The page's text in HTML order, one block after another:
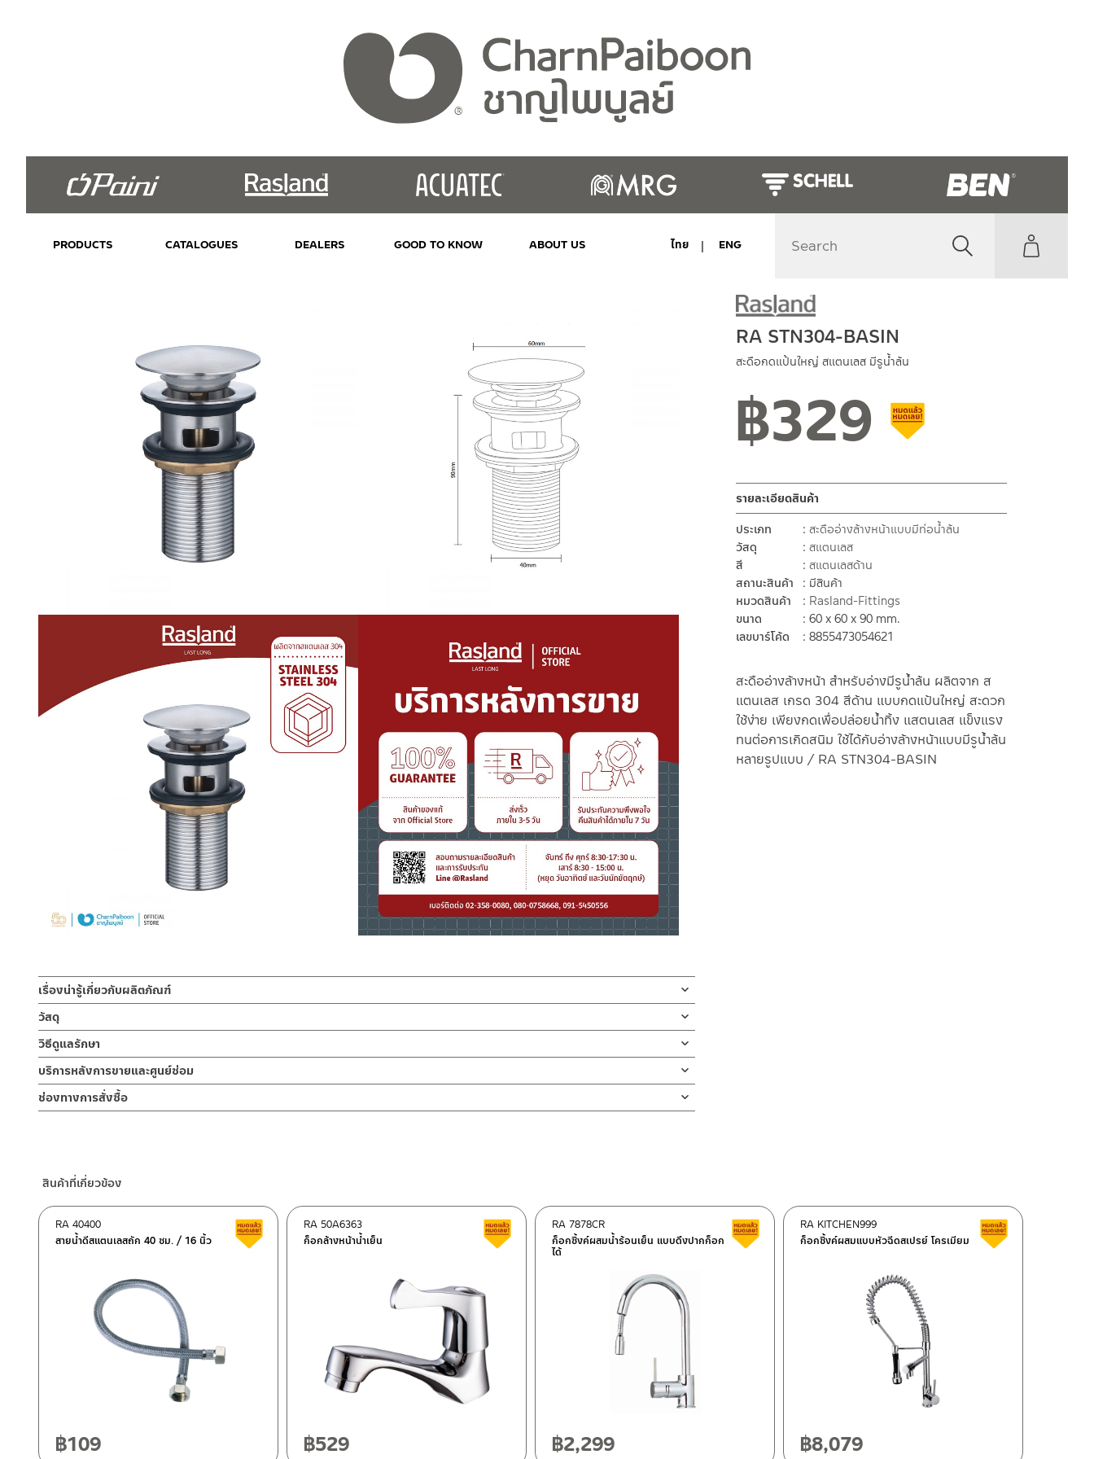
PRODUCTS CATALOGUES DEALERS GOOD TO KNOW ABOUT US ไทย ENG
RA STN304-BASIN
สะดือกดแป้นใหญ่ สแตนเลส มีรูน้ำล้น
฿329
สะดืออ่างล้างหน้า สำหรับอ่างมีรูน้ำล้น ผลิตจาก ส
แตนเลส เกรด 304 สีด้าน แบบกดแป้นใหญ่ สะดวก
ใช้ง่าย เพียงกดเพื่อปล่อยน้ำทิ้ง แสตนเลส แข็งแรง
ทนต่อการเกิดสนิม ใช้ได้กับอ่างล้างหน้าแบบมีรูน้ำล้น
หลายรูปแบบ / RA STN304-BASIN
รายละเอียดสินค้า
ประเภท
สะดืออ่างล้างหน้าแบบมีท่อน้ำล้น
วัสดุ
สแตนเลส
สี
สแตนเลสด้าน
สถานะสินค้า
มีสินค้า
หมวดสินค้า
Rasland-Fittings
ขนาด
60 x 60 x 90 mm.
เลขบาร์โค้ด
8855473054621
เรื่องน่ารู้เกี่ยวกับผลิตภัณฑ์
สะดืออ่างล้างหน้าแบบ POP-UP สะดืออ่างล้างมือแบบกดแป้นใหญ่ สะดืออ่างล้างหน้าแบบมีท่อมีรูน้ำล้น ผลิตจากแสตนเลส เกรด 304
ด้าน ตัวล็อกใต้สะดือเป็นเกลียวทองเหลืองคุณภาพดี
สะดืออ่างล้างหน้า POP-UP สะดืออ่างล้างมือ แบบมีท่อไม่รูน้ำล้น สำหรับอ่างล้างหน้ามีรูน้ำล้น ผลิตจากวัสดุสแตนเลสเกรด 304 ชุบโครเมี่ยม
ทนทานแข็งแรง ต้านการกัดกร่อนสูง และไม่ขึ้นสนิม ไม่เป็นรอยคราบน้ำ สามารถควบคุมการไหลของน้ำจากอ่างล้างหน้าสู่ท่อน้ำทิ้ง สะดือ
อ่างล้างหน้าจะช่วยกรองเศษสิ่งสกปรกก่อนลงจากท่อ หรือ สิ่งของที่มีค่า ก่อนตกลงไปสู่ท่อน้ำทิ้ง และสามารถใช้ในการกักน้ำเพื่อการซักล้าง
สิ่งของบนอ่างล้างหน้าอีกด้วย ติดตั้งก็ง่ายด้วยตัวล็อกฐานเกลียวทองเหลือง แข็งแรงทนทาน
วัสดุ
สะดือ
ผลิตจาก สแตนเลส 304
วิธีดูแลรักษา
คำแนะนำในการดูแลรักษาผลิตภัณฑ์
1. ไม่ทำสินค้าให้เกิดความเสียหายอื่น ๆ นอกจากการใช้งานปกติ เช่นไม่ทำตก ไม่งัดหรือโยกสินค้าแรงๆ
2. ทำความสะอาดสินค้าโดยการใช้ผ้านุ่มๆชุบน้ำหมาดๆแล้วเช็ดให้แห้ง
3. ห้ามใช้สารเคมีที่มีฤทธิ์เป็นกรด ในการทำความสะอาด เนื่องจากผิวของสินค้าจะเสียหายได้
บริการหลังการขายและศูนย์ซ่อม
ช่องทางออนไลน์
– Email: contact@charnpaiboon.com
ศูนย์บริการและอะไหล่ กรุงเทพฯ
662/61-62 ถนน พระราม3 แขวงบางโพงพาง เขตยานนาวา กรุงเทพฯ 10120
โทร: 02-358-0080 / 080-075-8668 / 091-545-0556
เชียงใหม่
โทร: 080-075-2626
ช่องทางการสั่งซื้อ
–Lazada
– ซื้อสินค้าชิ้นนี้บน Shopee
<<
ซื้อสินค้าชิ้นนี้บน Lazada>> คลิกที่นี่
โทร: 02-285-5795
@charnpaiboon.sales
ติดต่อ ชาญไพบูลย์ / Contact Us
สินค้าที่เกี่ยวข้อง
สายน้ำดีสแตนเลสถัก 40 ซม. / 16 นิ้ว
RA 40400 สินค้าลดราคา เคลียร์สต็อก
฿109
ก็อกล้างหน้าน้ำเย็น
RA 50A6363 สินค้าลดราคา เคลียร์สต็อก
฿529
ก็อกซิ้งค์ผสมน้ำร้อนเย็น แบบดึงปากก็อก
ได้
RA 7878CR สินค้าลดราคา เคลียร์สต็อก
฿2,299
ก็อกซิ้งค์ผสมแบบหัวฉีดสเปรย์ โครเมียม
RA KITCHEN999 สินค้าลดราคา เคลี
฿8,079